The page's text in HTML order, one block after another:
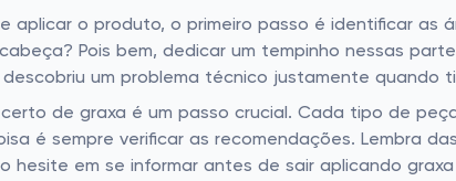
aplicar o produto, o primeiro passo é identificar as
Pois bem, dedicar um tempinho nessas
um problema técnico justamente quando
de graxa é um passo crucial. Cada tipo de
é sempre verificar as recomendações. Lembra
hesite em se informar antes de sair aplicando graxa